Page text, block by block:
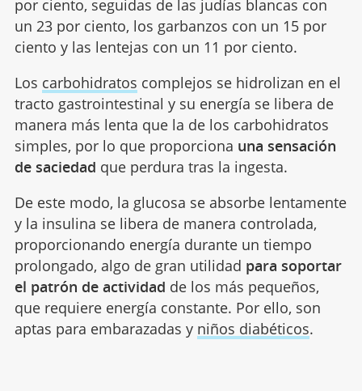
por ciento, seguidas de las judías blancas con
un 23 por ciento, los garbanzos con un 15 por
ciento y las lentejas con un 11 por ciento.
Los carbohidratos complejos se hidrolizan en el
tracto gastrointestinal y su energía se libera de
manera más lenta que la de los carbohidratos
simples, por lo que proporciona una sensación
de saciedad que perdura tras la ingesta.
De este modo, la glucosa se absorbe lentamente
y la insulina se libera de manera controlada,
proporcionando energía durante un tiempo
prolongado, algo de gran utilidad para soportar
el patrón de actividad de los más pequeños,
que requiere energía constante. Por ello, son
aptas para embarazadas y niños diabéticos.